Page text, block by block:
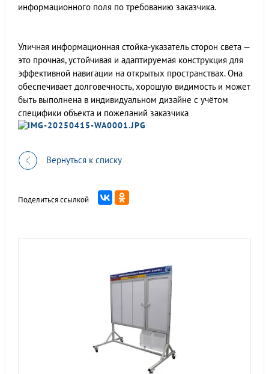
информационного поля по требованию заказчика.
Уличная информационная стойка-указатель сторон света —
это прочная, устойчивая и адаптируемая конструкция для
эффективной навигации на открытых пространствах. Она
обеспечивает долговечность, хорошую видимость и может
быть выполнена в индивидуальном дизайне с учётом
специфики объекта и пожеланий заказчика
Вернуться к списку
Поделиться ссылкой